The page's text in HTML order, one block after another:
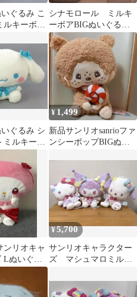
いぐるみ こ
キーボア
サンリオキ
ズ」
シナモロール ミルキ
ーボアBIGぬいぐる
み サンリオキャラク
ターズ
いぐるみ シ
ルキーボ
「サンリオ
ズ」
¥ 1,499
新品サンリオsanrioファ
ンシーポップBIGぬい
ンリオキャ
ぬいぐる
¥5,700
サンリオキャラクター
ズ マシュマロミルキ
イプ 3体セット